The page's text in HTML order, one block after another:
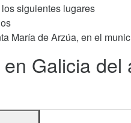
siguientes lugares
María de Arzúa, en el
Galicia del